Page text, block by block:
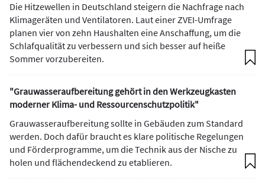
Die Hitzewellen in Deutschland steigern die Nachfrage nach
Klimageräten und Ventilatoren. Laut einer ZVEI-Umfrage
planen vier von zehn Haushalten eine Anschaffung, um die
Schlafqualität zu verbessern und sich besser auf heiße
Sommer vorzubereiten.
"Grauwasseraufbereitung gehört in den Werkzeugkasten
moderner Klima- und Ressourcenschutzpolitik"
Grauwasseraufbereitung sollte in Gebäuden zum Standard
werden. Doch dafür braucht es klare politische Regelungen
und Förderprogramme, um die Technik aus der Nische zu
holen und flächendeckend zu etablieren.